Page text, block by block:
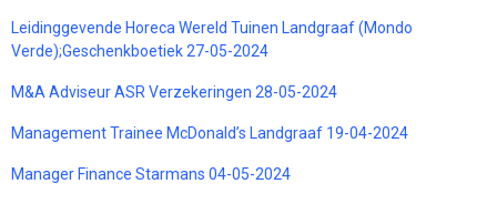
Leidinggevende Horeca Wereld Tuinen Landgraaf (Mondo
Verde);Geschenkboetiek 27-05-2024
M&A Adviseur ASR Verzekeringen 28-05-2024
Management Trainee McDonald’s Landgraaf 19-04-2024
Manager Finance Starmans 04-05-2024